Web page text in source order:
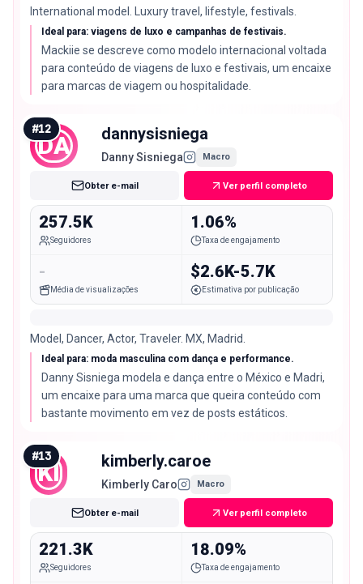
International model. Luxury travel, lifestyle, festivals.
Ideal para: viagens de luxo e campanhas de festivais.
Mackiie se descreve como modelo internacional voltada
para conteúdo de viagens de luxo e festivais, um encaixe
para marcas de viagem ou hospitalidade.
DA
#12 dannysisniega
Danny Sisniega Macro
Obter e-mail Ver perfil completo
257.5K
Seguidores
1.06%
Taxa de engajamento
-
Média de visualizações
$2.6K-5.7K
Estimativa por publicação
Model, Dancer, Actor, Traveler. MX, Madrid.
Ideal para: moda masculina com dança e performance.
Danny Sisniega modela e dança entre o México e Madri,
um encaixe para uma marca que queira conteúdo com
bastante movimento em vez de posts estáticos.
KI
#13 kimberly.caroe
Kimberly Caro Macro
Obter e-mail Ver perfil completo
221.3K
Seguidores
18.09%
Taxa de engajamento